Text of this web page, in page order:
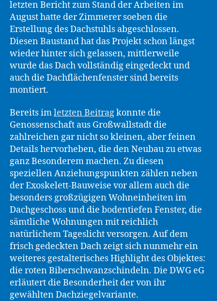
letzten Bericht zum Stand der Arbeiten im
August hatte der Zimmerer soeben die
Erstellung des Dachstuhls abgeschlossen.
Diesen Baustand hat das Projekt schon längst
wieder hinter sich gelassen, mittlerweile
wurde das Dach vollständig eingedeckt und
auch die Dachflächenfenster sind bereits
montiert.
Bereits imletzten Beitragkonnte die
Genossenschaft aus Großwallstadt die
zahlreichen gar nicht so kleinen, aber feinen
Details hervorheben, die den Neubau zu etwas
ganz Besonderem machen. Zu diesen
speziellen Anziehungspunkten zählen neben
der Exoskelett-Bauweise vor allem auch die
besonders großzügigen Wohneinheiten im
Dachgeschoss und die bodentiefen Fenster, die
sämtliche Wohnungen mit reichlich
natürlichem Tageslicht versorgen. Auf dem
frisch gedeckten Dach zeigt sich nunmehr ein
weiteres gestalterisches Highlight des Objektes:
die roten Biberschwanzschindeln. Die DWG eG
erläutert die Besonderheit der von ihr
gewählten Dachziegelvariante.